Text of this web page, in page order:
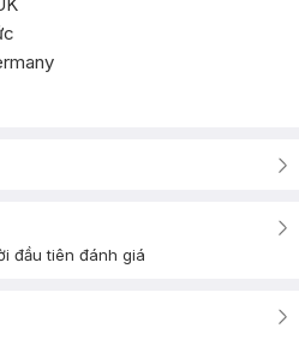
đầu tiên đánh giá